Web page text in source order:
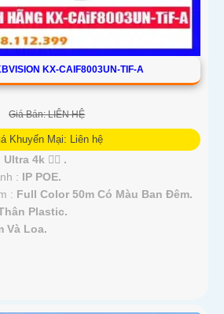
KX-CAIF8003UN-TIF-A
Giá Bán: LIÊN HỆ
Khuyến Mại: Liên hệ
Ultra 4k 👍🏾 .
: IP POE.
: Full Color 50m Có Màu Ban Ðêm.
Plastic.
Và Loa.